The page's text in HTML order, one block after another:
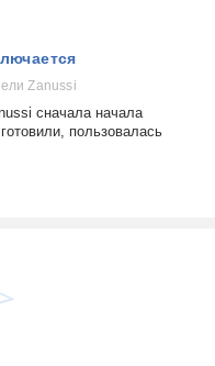
Zanussi
сначала начала
пользовалась